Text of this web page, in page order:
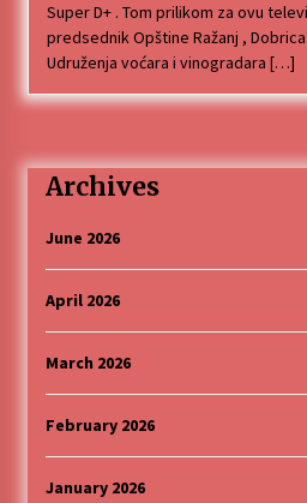
Super D+ . Tom prilikom za ovu
predsednik Opštine Ražanj ,
Udruženja voćara i vinogradara […]
Archives
June 2026
April 2026
March 2026
February 2026
January 2026